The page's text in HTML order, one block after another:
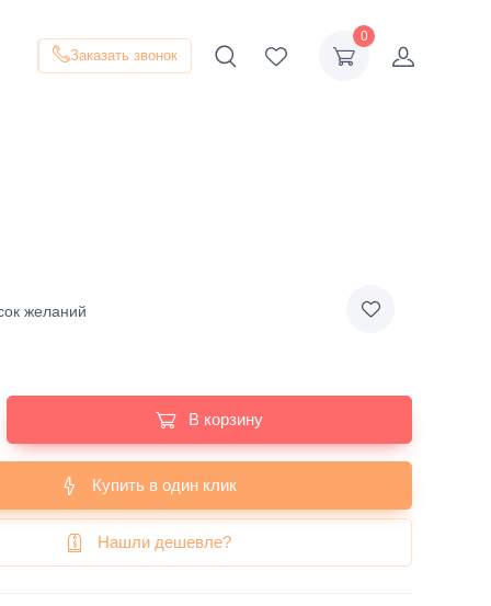
Заказать звонок
0
желаний
В корзину
Купить в один клик
Нашли дешевле?